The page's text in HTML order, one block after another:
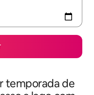
temporada de